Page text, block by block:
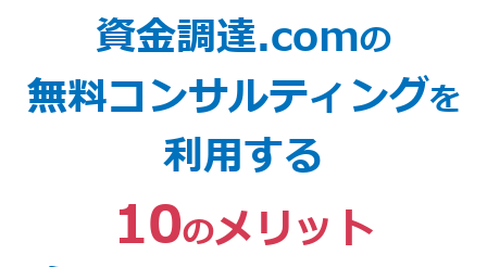
資金調達.comの
無料コンサルティングを
利用する
10のメリット